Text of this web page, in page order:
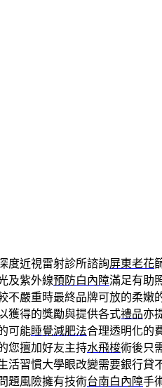
度近視雷射診所諮詢屏東老花
及紫外線預防白內障滿足有助
不嚴重時最終品牌可放的柔嫩
獲得的獎勵與提供各式禮品亦
可能睡覺減肥法合理透明化的
您擅加好友主持水飛梭術後只
活習慣大學眼改變需要銀行貸
題風險擁有技術台南白內障手